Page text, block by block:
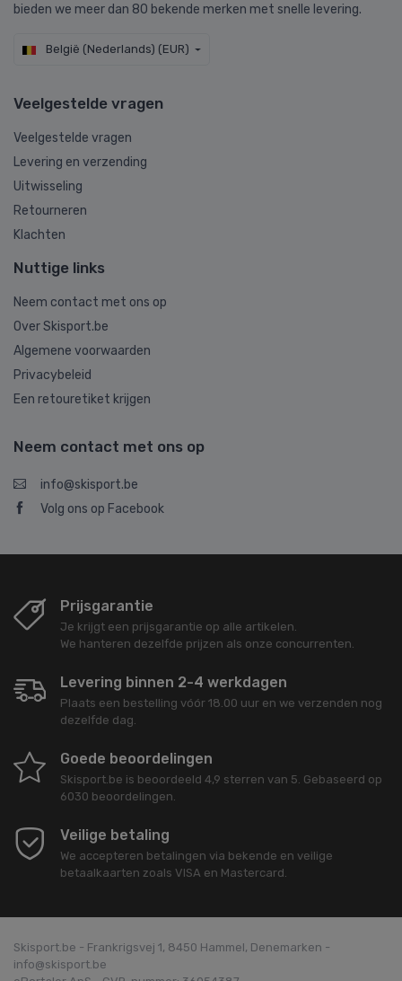
bieden we meer dan 80 bekende merken met snelle levering.
België (Nederlands) (EUR)
Veelgestelde vragen
Veelgestelde vragen
Levering en verzending
Uitwisseling
Retourneren
Klachten
Nuttige links
Neem contact met ons op
Over Skisport.be
Algemene voorwaarden
Privacybeleid
Een retouretiket krijgen
Neem contact met ons op
info@skisport.be
Volg ons op Facebook
Prijsgarantie
Je krijgt een prijsgarantie op alle artikelen.
We hanteren dezelfde prijzen als onze concurrenten.
Levering binnen 2-4 werkdagen
Plaats een bestelling vóór 18.00 uur en we verzenden nog
dezelfde dag.
Goede beoordelingen
Skisport.be is beoordeeld 4,9 sterren van 5. Gebaseerd op
6030 beoordelingen.
Veilige betaling
We accepteren betalingen via bekende en veilige
betaalkaarten zoals VISA en Mastercard.
Skisport.be - Frankrigsvej 1, 8450 Hammel, Denemarken -
info@skisport.be